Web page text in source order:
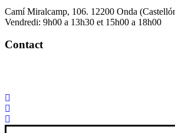
Camí Miralcamp, 106. 12200 Onda
Vendredi: 9h00 a 13h30 et 15h00 a 18h00
Contact